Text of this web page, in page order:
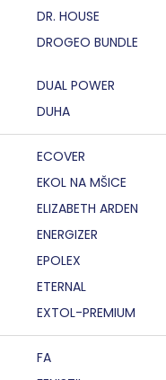
DR. HOUSE
DROGEO BUNDLE
DUAL POWER
DUHA
ECOVER
EKOL NA MŠICE
ELIZABETH ARDEN
ENERGIZER
EPOLEX
ETERNAL
EXTOL-PREMIUM
FA